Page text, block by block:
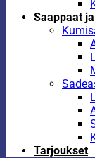
Saappaat
Tarjoukset